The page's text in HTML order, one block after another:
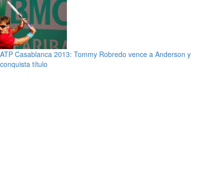
ATP Casablanca 2013: Tommy Robredo vence a Anderson y
conquista título